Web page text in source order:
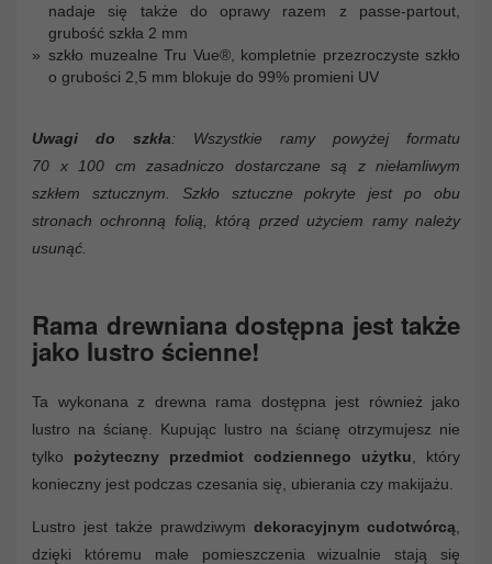
nadaje się także do oprawy razem z passe-partout,
grubość szkła 2 mm
szkło muzealne Tru Vue®, kompletnie przezroczyste szkło
o grubości 2,5 mm blokuje do 99% promieni UV
Uwagi do szkła: Wszystkie ramy powyżej formatu
70 x 100 cm zasadniczo dostarczane są z niełamliwym
szkłem sztucznym. Szkło sztuczne pokryte jest po obu
stronach ochronną folią, którą przed użyciem ramy należy
usunąć.
Rama drewniana dostępna jest także
jako lustro ścienne!
Ta wykonana z drewna rama dostępna jest również jako
lustro na ścianę. Kupując lustro na ścianę otrzymujesz nie
tylko pożyteczny przedmiot codziennego użytku , który
konieczny jest podczas czesania się, ubierania czy makijażu.
Lustro jest także prawdziwym dekoracyjnym cudotwórcą
dzięki któremu małe pomieszczenia wizualnie stają się